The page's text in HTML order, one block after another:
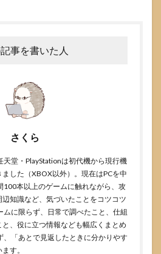
事を書いた人
さくら
天堂・PlayStationは初代機から現行機
した（XBOX以外）。現在はPCを中
100本以上のゲームに触れながら、攻
知識など、気づいたことをコツコツ
ムに限らず、日常で調べたこと、仕組
、役に立つ情報なども幅広くまとめ
、「あとで見返したときに分かりやす
す。